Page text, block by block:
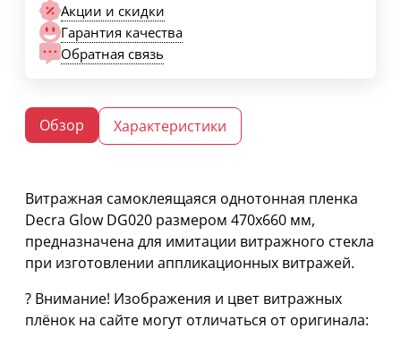
Акции и скидки
Гарантия качества
Обратная связь
Обзор Характеристики
Витражная самоклеящаяся однотонная пленка
Decra Glow DG020 размером 470х660 мм,
предназначена для имитации витражного стекла
при изготовлении аппликационных витражей.
? Внимание! Изображения и цвет витражных
плёнок на сайте могут отличаться от оригинала: